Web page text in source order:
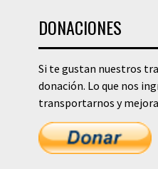
DONACIONES
Si te gustan nuestros
donación. Lo que nos
transportarnos y